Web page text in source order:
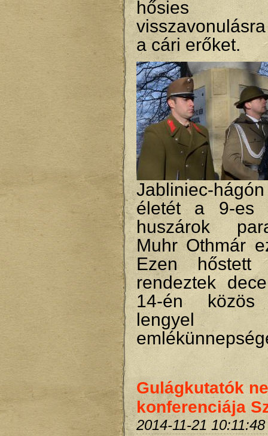
hősies
a cári erőket.
Jabliniec-
életét a 9-es
huszárok
Muhr Othmár
Ezen hőstett
rendeztek
14-én közös
lengyel
Gulágkutatók
konferenciája
2014-11-21 10:11:48